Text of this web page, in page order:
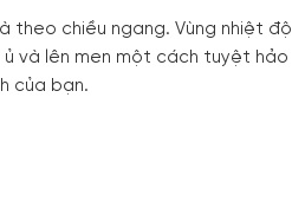
theo chiều ngang. Vùng nhiệt độ
ủ và lên men một cách tuyệt hảo
của bạn.